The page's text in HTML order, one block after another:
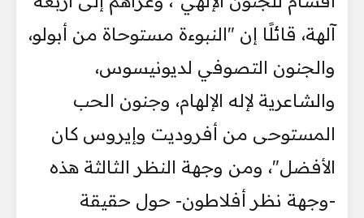
آلهة، قائلًا إن "النبوءة مستوحاة من أبولو،
والجنون التصوفي لديونيسوس،
والشاعرية لإله الإلهام، وجنون الحب
المستوحى من أفروديت وإيروس كان
الأفضل"، ومن وجهة النظر الثالثة هذه
-وجهة نظر أفلاطون- حول حقيقة